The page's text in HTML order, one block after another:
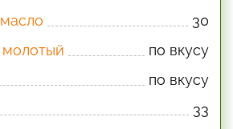
30
по вкусу
по вкусу
33